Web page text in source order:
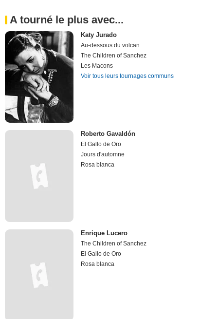
A tourné le plus avec...
Katy Jurado
Au-dessous du volcan
The Children of Sanchez
Les Macons
Voir tous leurs tournages communs
Roberto Gavaldón
El Gallo de Oro
Jours d'automne
Rosa blanca
Enrique Lucero
The Children of Sanchez
El Gallo de Oro
Rosa blanca